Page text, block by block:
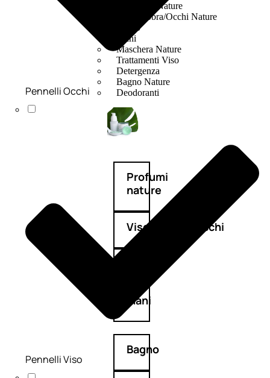
Fragranze Nature
Viso/Labbra/Occhi Nature
Corpo
Mani
Maschera Nature
Trattamenti Viso
Detergenza
Bagno Nature
Deodoranti
Profumi
nature
Viso/Labbra/Occhi
Mani
Bagno
Pennelli Occhi
Pennelli Viso